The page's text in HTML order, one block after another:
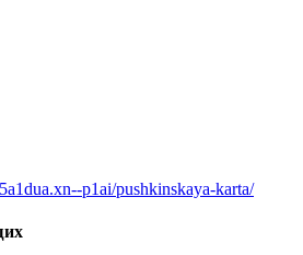
p1ai/pushkinskaya-karta/